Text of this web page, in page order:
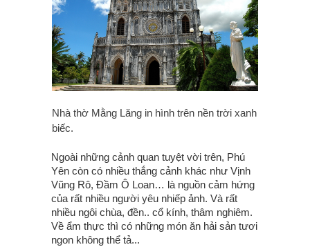
Nhà thờ Mằng Lăng in hình trên nền trời xanh
biếc.
Ngoài những cảnh quan tuyệt vời trên, Phú
Yên còn có nhiều thắng cảnh khác như Vịnh
Vũng Rô, Đầm Ô Loan… là nguồn cảm hứng
của rất nhiều người yêu nhiếp ảnh. Và rất
nhiều ngôi chùa, đền.. cổ kính, thâm nghiêm.
Về ẩm thực thì có những món ăn hải sản tươi
ngon không thể tả...